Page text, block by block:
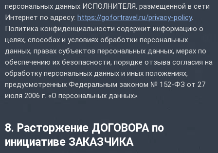
персональных данных ИСПОЛНИТЕЛЯ, размещенной в сети
Интернет по адресу: https://gofortravel.ru/privacy-policy.
Политика конфиденциальности содержит информацию о
целях, способах и условиях обработки персональных
данных, правах субъектов персональных данных, мерах по
обеспечению их безопасности, порядке отзыва согласия на
обработку персональных данных и иных положениях,
предусмотренных Федеральным законом № 152-ФЗ от 27
июля 2006 г. «О персональных данных».
8. Расторжение ДОГОВОРА по
инициативе ЗАКАЗЧИКА